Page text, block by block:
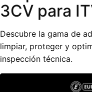
3CV para
Descubre la gama de
limpiar, proteger y
inspección técnica.